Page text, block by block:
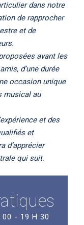
dans notre
de rapprocher
et de
avant les
d’une durée
occasion unique
musical au
et des
et
d’apprécier
qui suit.
00 - 19 H 30